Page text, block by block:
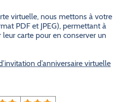
virtuelle, nous mettons à votre
PDF et JPEG), permettant à
carte pour en conserver un
d’anniversaire virtuelle